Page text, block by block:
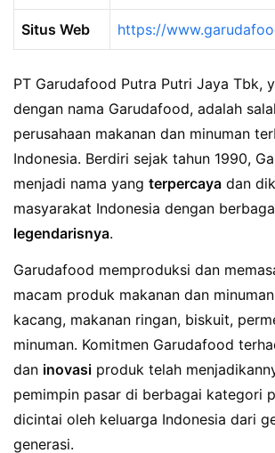
Situs Web https://
PT Garudafood Putra Putri Jaya Tbk,
dengan nama Garudafood, adalah
perusahaan makanan dan minuman
Indonesia. Berdiri sejak tahun 1990,
menjadi nama yang terpercaya dan
masyarakat Indonesia dengan
legendarisnya.
Garudafood memproduksi dan
macam produk makanan dan
kacang, makanan ringan, biskuit,
minuman. Komitmen Garudafood
dan inovasi produk telah
pemimpin pasar di berbagai kategori
dicintai oleh keluarga Indonesia dari
generasi.